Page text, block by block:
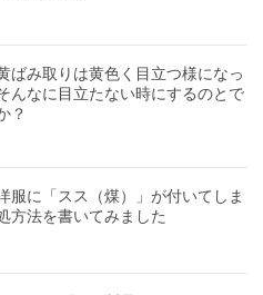
ばみ取りは黄色く目立つ様になっ
んなに目立たない時にするのとで
？
服に「スス（煤）」が付いてしま
方法を書いてみました